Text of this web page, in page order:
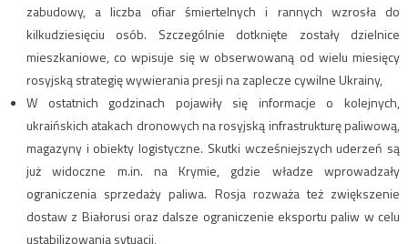
zabudowy, a liczba ofiar śmiertelnych i rannych wzrosła do
kilkudziesięciu osób. Szczególnie dotknięte zostały dzielnice
mieszkaniowe, co wpisuje się w obserwowaną od wielu miesięcy
rosyjską strategię wywierania presji na zaplecze cywilne Ukrainy,
W ostatnich godzinach pojawiły się informacje o kolejnych,
ukraińskich atakach dronowych na rosyjską infrastrukturę paliwową,
magazyny i obiekty logistyczne. Skutki wcześniejszych uderzeń są
już widoczne m.in. na Krymie, gdzie władze wprowadzały
ograniczenia sprzedaży paliwa. Rosja rozważa też zwiększenie
dostaw z Białorusi oraz dalsze ograniczenie eksportu paliw w celu
ustabilizowania sytuacji,